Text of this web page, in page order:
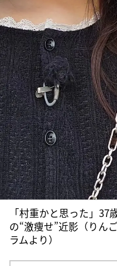
「村重かと思った」37
の“激痩せ”近影（りん
ラムより）